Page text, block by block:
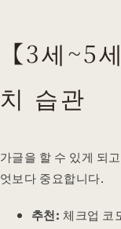
【3세~5
치 습관
가글을 할 수 있게 되
엇보다 중요합니다.
추천: 체크업 코